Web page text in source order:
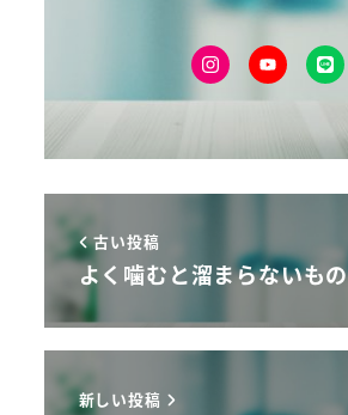
古い投稿
よく噛むと溜まらないも
新しい投稿